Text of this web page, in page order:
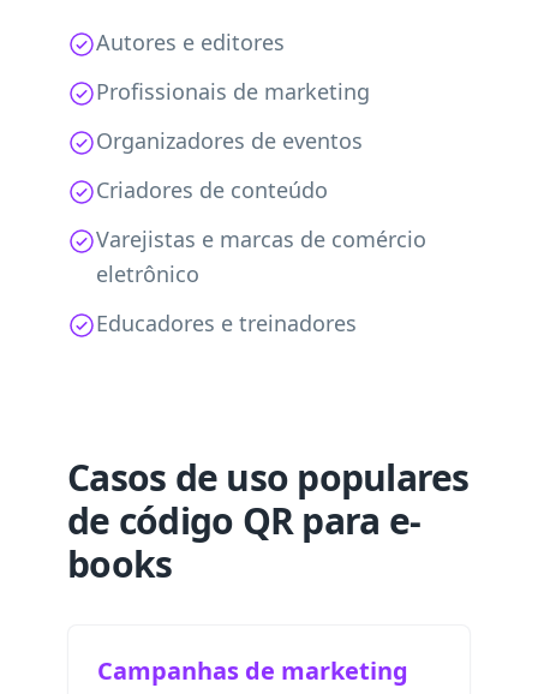
Autores e editores
Profissionais de marketing
Organizadores de eventos
Criadores de conteúdo
Varejistas e marcas de comércio
eletrônico
Educadores e treinadores
Casos de uso populares
de código QR para e-
books
Campanhas de marketing